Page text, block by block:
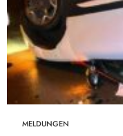
MELDUNGEN